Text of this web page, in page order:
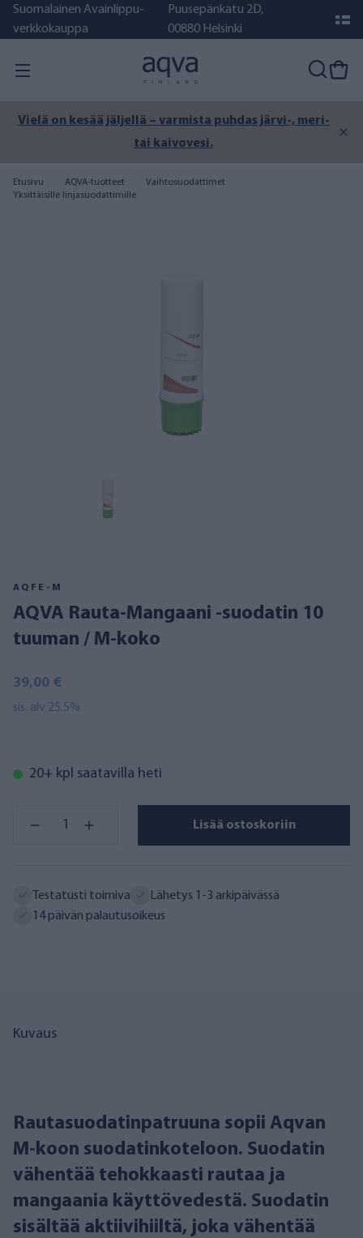
Suomalainen Avainlippu-
verkkokauppa
Puusepänkatu 2D,
00880 Helsinki
Vielä on kesää jäljellä – varmista puhdas järvi-, meri-
tai kaivovesi.
Etusivu AQVA-tuotteet
Vaihtosuodattimet
Yksittäisille linjasuodattimille
AQFE-M
AQVA Rauta-Mangaani -suodatin 10
tuuman / M-koko
39,00 €
sis. alv 25.5%
20+ kpl saatavilla heti
Lisää ostoskoriin
Testatusti toimiva
Lähetys 1-3 arkipäivässä
14 päivän palautusoikeus
Kuvaus
Rautasuodatinpatruuna sopii Aqvan
M-koon suodatinkoteloon. Suodatin
vähentää tehokkaasti rautaa ja
mangaania käyttövedestä. Suodatin
sisältää aktiivihiiltä, joka vähentää